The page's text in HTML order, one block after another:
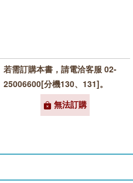
若需訂購本書，請電洽客服 02-
25006600[分機130、131]。
無法訂購